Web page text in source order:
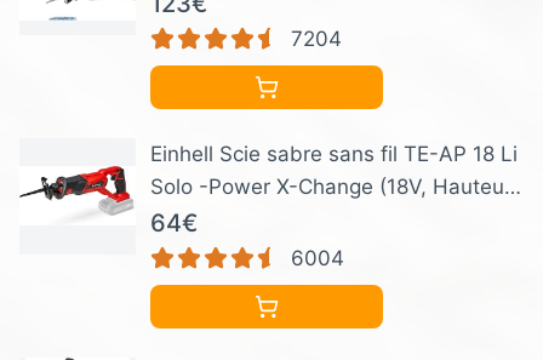
7204
Einhell Scie sabre sans fil TE-AP 18 Li
Solo -Power X-Change (18V, Hauteur
de course 22 mm, Légère et
maniable) Livré sans Batterie ni
Chargeur
64€
6004